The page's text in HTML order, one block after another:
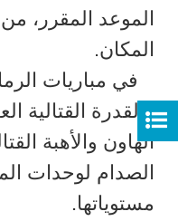
الموعد المقرر، من
المكان.
في مباريات
والقدرة القتالية
الهاون والأهبة
الصدام لوحدات
مستوياتها.